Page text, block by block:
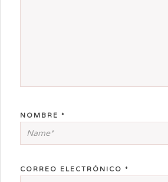
NOMBRE *
CORREO ELECTRÓNICO *